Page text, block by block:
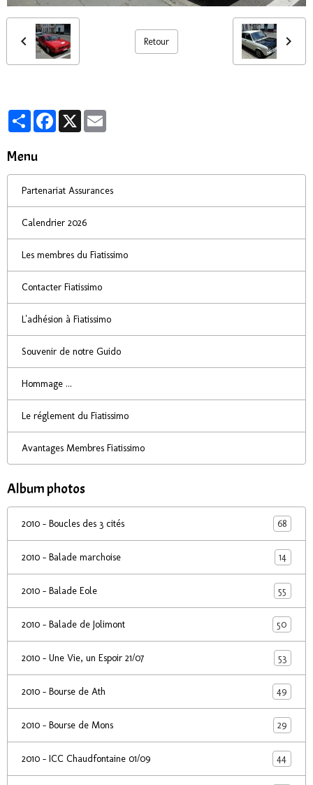
Retour
PartagerFacebook
X
Menu
Partenariat Assurances
Calendrier 2026
Les membres du Fiatissimo
Contacter Fiatissimo
L'adhésion à Fiatissimo
Souvenir de notre Guido
Hommage ...
Le réglement du Fiatissimo
Avantages Membres Fiatissimo
Album photos
2010 - Boucles des 3 cités 68
2010 - Balade marchoise 14
2010 - Balade Eole 55
2010 - Balade de Jolimont 50
2010 - Une Vie, un Espoir 21/07 53
2010 - Bourse de Ath 49
2010 - Bourse de Mons 29
2010 - ICC Chaudfontaine 01/09 44